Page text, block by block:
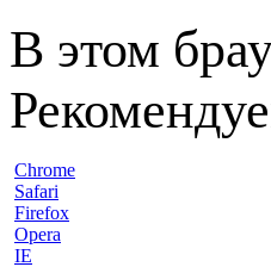
В этом
Chrome
Safari
Firefox
Opera
IE